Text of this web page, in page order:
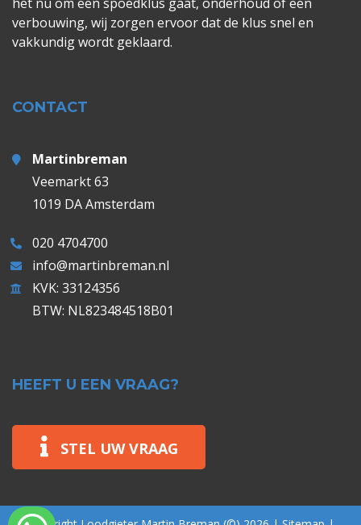
verbouwing, wij zorgen ervoor dat de klus snel en
vakkundig wordt geklaard.
CONTACT
Martinbreman
Veemarkt 63
1019 DA Amsterdam
020 4704700
info@martinbreman.nl
KVK: 33124356
BTW: NL823484518B01
HEEFT U EEN VRAAG?
STEL UW VRAAG